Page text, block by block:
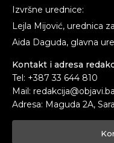
Izvršne urednice:
Lejla Mijović, urednica
Aida Daguda, glavna
Kontakt i adresa
Tel: +387 33 644 810
Mail: redakcija@objavi.ba
Adresa: Maguda 2A,